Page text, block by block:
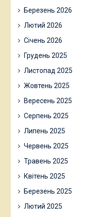
Березень 2026
Лютий 2026
Січень 2026
Грудень 2025
Листопад 2025
Жовтень 2025
Вересень 2025
Серпень 2025
Липень 2025
Червень 2025
Травень 2025
Квітень 2025
Березень 2025
Лютий 2025